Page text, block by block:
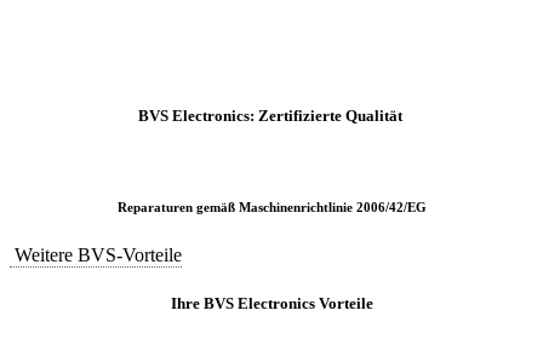
BVS Electronics: Zertifizierte Qualität
Reparaturen gemäß Maschinenrichtlinie 2006/42/EG
Weitere BVS-Vorteile
Ihre BVS Electronics Vorteile